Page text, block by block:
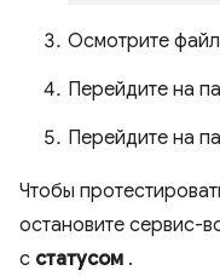
Осмотрите
Перейдите на
Перейдите на
Чтобы
остановите сервис-
с статусом .